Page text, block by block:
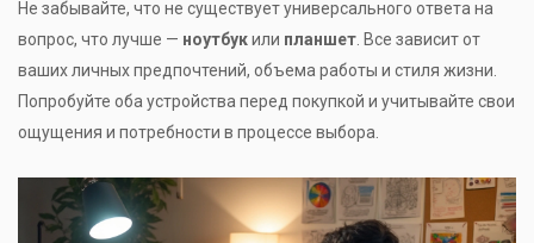
Не забывайте, что не существует универсального ответа на
вопрос, что лучше — ноутбукили планшет. Все зависит от
ваших личных предпочтений, объема работы и стиля жизни.
Попробуйте оба устройства перед покупкой и учитывайте свои
ощущения и потребности в процессе выбора.